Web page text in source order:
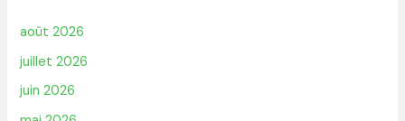
août 2026
juillet 2026
juin 2026